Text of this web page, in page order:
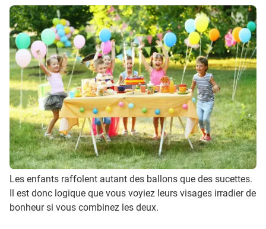
Les enfants raffolent autant des ballons que des sucettes.
Il est donc logique que vous voyiez leurs visages irradier de
bonheur si vous combinez les deux.